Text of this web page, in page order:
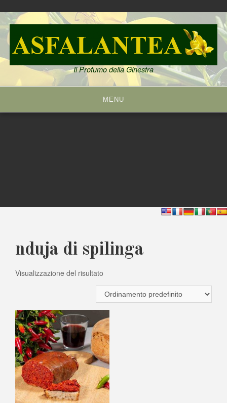
Skip
to
content
Il Profumo della Ginestra
MENU
nduja di spilinga
Visualizzazione del risultato